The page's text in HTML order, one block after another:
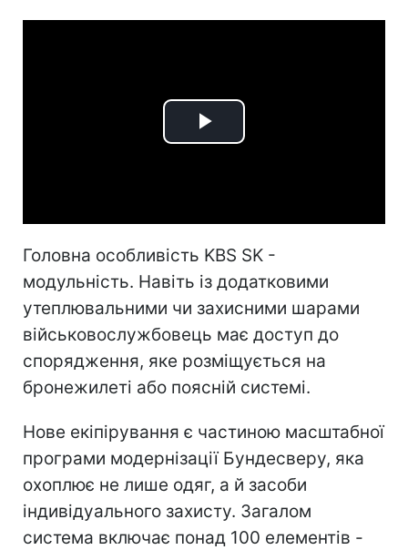
Play
Головна особливість KBS SK -
модульність. Навіть із додатковими
утеплювальними чи захисними шарами
військовослужбовець має доступ до
спорядження, яке розміщується на
бронежилеті або поясній системі.
Нове екіпірування є частиною масштабної
програми модернізації Бундесверу, яка
охоплює не лише одяг, а й засоби
індивідуального захисту. Загалом
система включає понад 100 елементів -